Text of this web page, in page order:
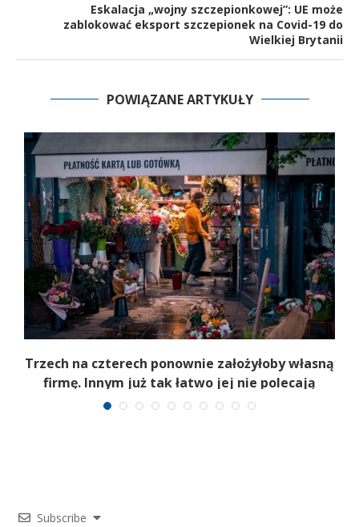
Eskalacja „wojny szczepionkowej”: UE może
zablokować eksport szczepionek na Covid-19 do
Wielkiej Brytanii
POWIĄZANE ARTYKUŁY
Trzech na czterech ponownie założyłoby własną
firmę. Innym już tak łatwo jej nie polecają
Subscribe